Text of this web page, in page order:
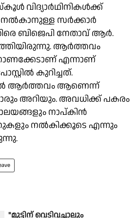
വിദ്യാർഥിനികൾക്ക്
സർക്കാർ
ബിജെപി നേതാവ് ആർ.
ആർത്തവം
എന്നാണ്
കുറിച്ചത്.
ആർത്തവം ആണെന്ന്
അറിയും. അവധിക്ക് പകരം
നാപ്കിൻ
നൽകിക്കൂടെ എന്നും
"മുട്ടിന് വെടിവച്ചാലും